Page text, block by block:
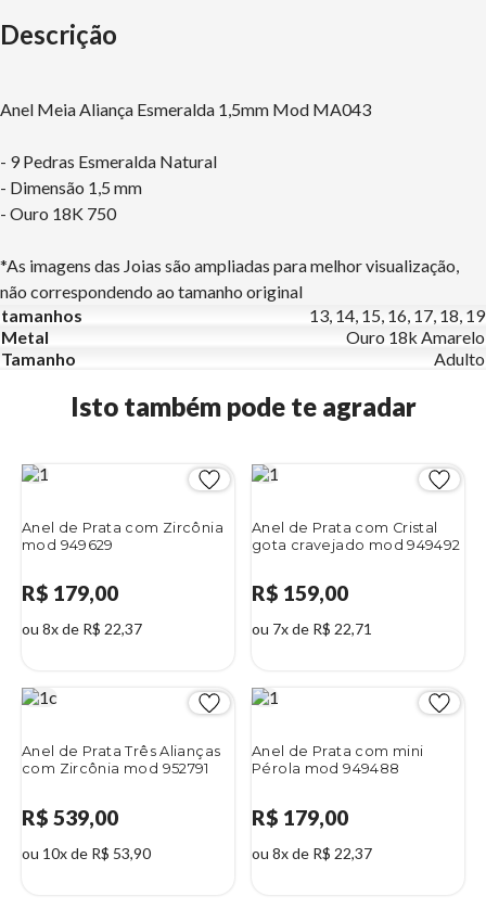
Descrição
Anel Meia Aliança Esmeralda 1,5mm Mod MA043
- 9 Pedras Esmeralda Natural
- Dimensão 1,5 mm
- Ouro 18K 750
*As imagens das Joias são ampliadas para melhor visualização,
não correspondendo ao tamanho original
tamanhos
13, 14, 15, 16, 17, 18, 19
Metal
Ouro 18k Amarelo
Tamanho
Adulto
Isto também pode te agradar
Anel de Prata com Zircônia
mod 949629
R$ 179,00
ou 8x de R$ 22,37
Anel de Prata com Cristal
gota cravejado mod 949492
R$ 159,00
ou 7x de R$ 22,71
Anel de Prata Três Alianças
com Zircônia mod 952791
R$ 539,00
ou 10x de R$ 53,90
Anel de Prata com mini
Pérola mod 949488
R$ 179,00
ou 8x de R$ 22,37